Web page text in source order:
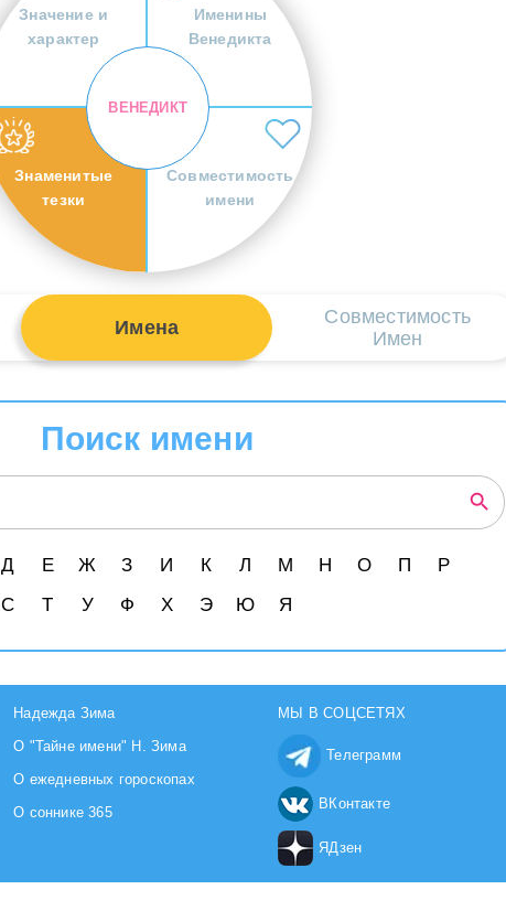
Значение и
характер
Именины
Венедикта
Знаменитые
тезки
Совместимость
имени
ВЕНЕДИКТ
Имена
Совместимость
Имен
Поиск имени
Д Е Ж З И К Л М Н О П
Р
С
Т У Ф Х Э Ю Я
Надежда Зима
О "Тайне имени" Н. Зима
О ежедневных гороскопах
О соннике 365
МЫ В СОЦСЕТЯХ
Телеграмм
ВКонтакте
ЯДзен